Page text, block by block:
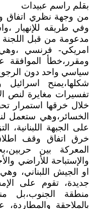
بقلم راسم عبيدات
من وجهة نظري اتفاق
وفي طريقه للإنهيار
مدعومة من قبل
امريكي- فرنسي
ومقرر،خطأ الموافقة
سياسي واحد دون
شكلها،يمنح
تفسيرات مغايرة لنص
خلال خرقها استمرار
الخسائر،وهي ستعمل
على الجبهة
خرق اتفاق وقف
المعركة بين
والإستباحة للأراضي
او الجيش اللبناني،
جديدة، تقوم على
منطقة الجنوب،بل
بالملاحقة